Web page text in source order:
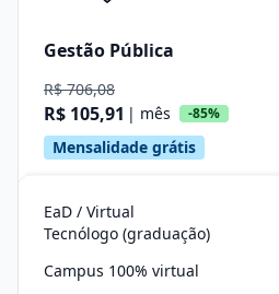
Gestão Pública
R$ 706,08
R$ 105,91 | mês -85%
Mensalidade grátis
EaD / Virtual
Tecnólogo (graduação)
Campus 100% virtual